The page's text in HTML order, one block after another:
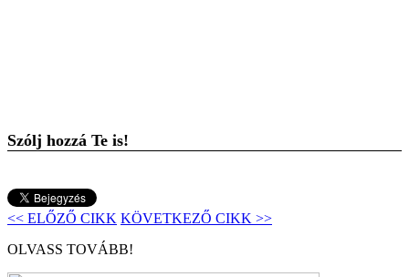
Szólj hozzá Te is!
<< ELŐZŐ CIKK KÖVETKEZŐ CIKK >>
OLVASS TOVÁBB!